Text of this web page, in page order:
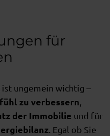
für
ungemein wichtig –
zu verbessern,
der Immobilie und für
. Egal ob Sie